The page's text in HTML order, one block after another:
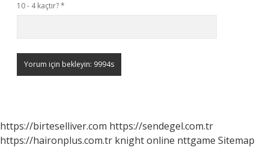
10 - 4 kaçtır?*
https://birteselliver.com https://sendegel.com.tr
https://haironplus.com.tr knight online nttgame Sitemap